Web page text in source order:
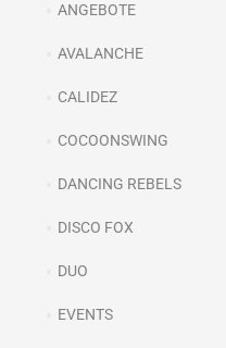
ANGEBOTE
AVALANCHE
CALIDEZ
COCOONSWING
DANCING REBELS
DISCO FOX
DUO
EVENTS